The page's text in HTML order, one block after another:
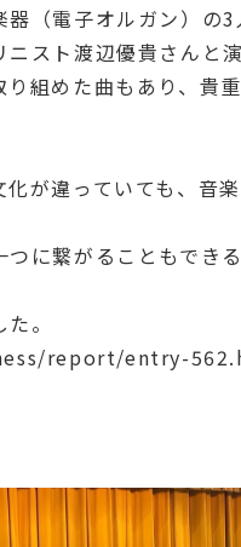
（電子オルガン）の3
スト渡辺優貴さんと演
組めた曲もあり、貴重
が違っていても、音
に繋がることもでき
。
report/entry-